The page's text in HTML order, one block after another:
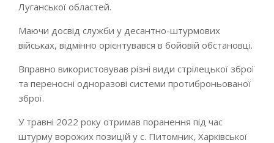
Луганської областей.
Маючи досвід служби у десантно-штурмових
військах, відмінно орієнтувався в бойовій обстановці.
Вправно використовував різні види стрілецької зброї
та переносні одноразові системи протиброньованої
зброї.
У травні 2022 року отримав поранення під час
штурму ворожих позицій у с. Питомник, Харківської